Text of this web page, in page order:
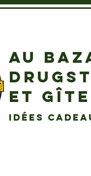
AU
ET
idées